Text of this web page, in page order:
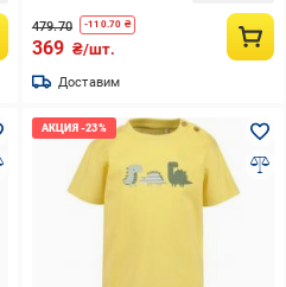
479.70 -110.70 ₴
369 ₴/шт.
Доставим